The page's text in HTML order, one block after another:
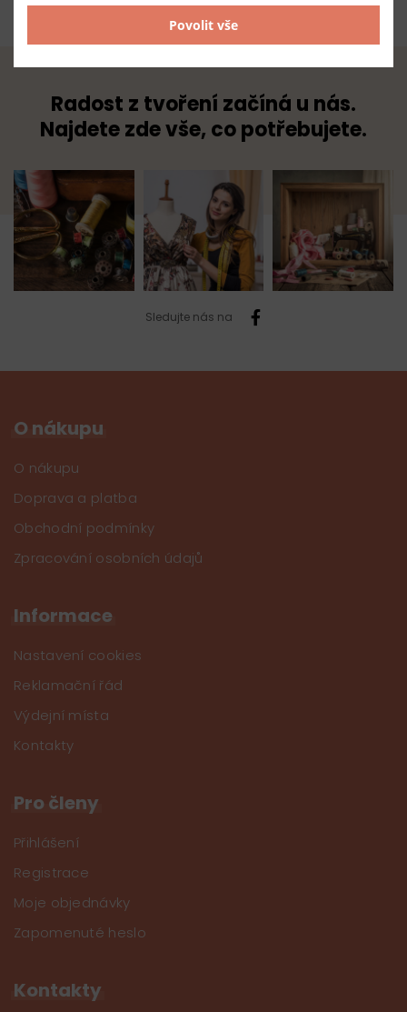
Radost z tvoření začíná u nás.
Najdete zde vše, co potřebujete.
Sledujte nás na
O nákupu
O nákupu
Doprava a platba
Obchodní podmínky
Zpracování osobních údajů
Informace
Nastavení cookies
Reklamační řád
Výdejní místa
Kontakty
Pro členy
Přihlášení
Registrace
Moje objednávky
Zapomenuté heslo
Kontakty
Povolit vše